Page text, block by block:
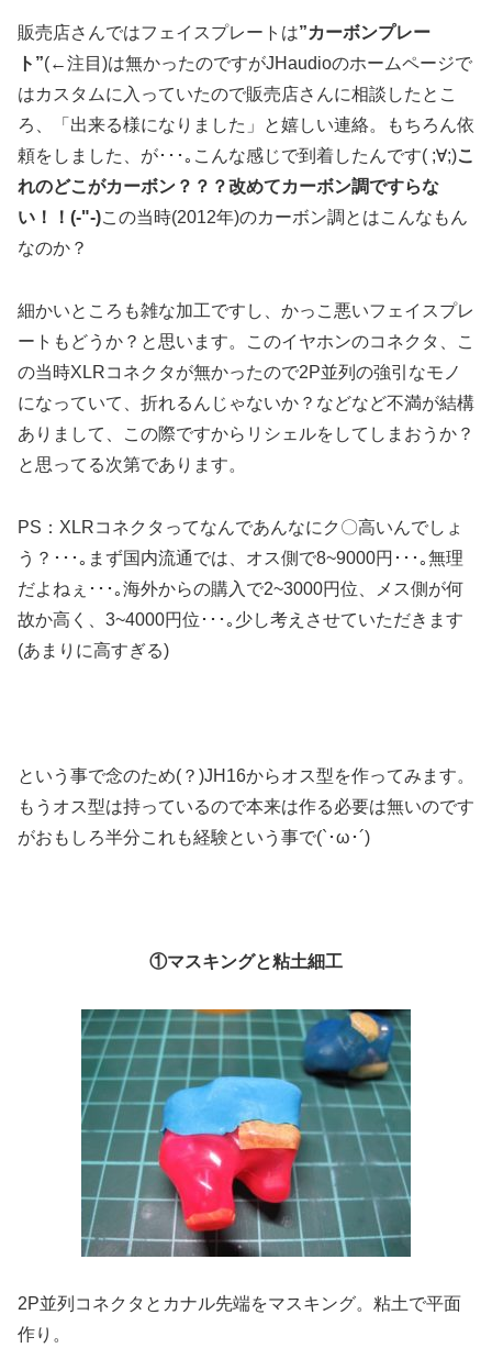
販売店さんではフェイスプレートは”カーボンプレー
ト”(←注目)は無かったのですがJHaudioのホームページで
はカスタムに入っていたので販売店さんに相談したとこ
ろ、「出来る様になりました」と嬉しい連絡。もちろん依
頼をしました、が･･･｡こんな感じで到着したんです( ;∀;)こ
れのどこがカーボン？？？改めてカーボン調ですらな
い！！(-"-)この当時(2012年)のカーボン調とはこんなもん
なのか？
細かいところも雑な加工ですし、かっこ悪いフェイスプレ
ートもどうか？と思います。このイヤホンのコネクタ、こ
の当時XLRコネクタが無かったので2P並列の強引なモノ
になっていて、折れるんじゃないか？などなど不満が結構
ありまして、この際ですからリシェルをしてしまおうか？
と思ってる次第であります。
PS：XLRコネクタってなんであんなにク〇高いんでしょ
う？･･･｡まず国内流通では、オス側で8~9000円･･･｡無理
だよねぇ･･･｡海外からの購入で2~3000円位、メス側が何
故か高く、3~4000円位･･･｡少し考えさせていただきます
(あまりに高すぎる)
という事で念のため(？)JH16からオス型を作ってみます。
もうオス型は持っているので本来は作る必要は無いのです
がおもしろ半分これも経験という事で(`･ω･´)
①マスキングと粘土細工
2P並列コネクタとカナル先端をマスキング。粘土で平面
作り。